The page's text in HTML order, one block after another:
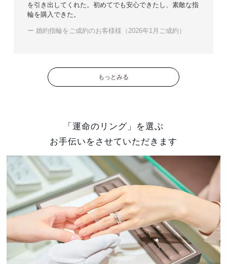
を引き出してくれた。初めてでも安心できたし、素敵な指
輪を購入できた。
ー 婚約指輪をご成約のお客様様（2026年1月ご成約）
もっとみる
「運命のリング」を選ぶ
お手伝いをさせていただきます